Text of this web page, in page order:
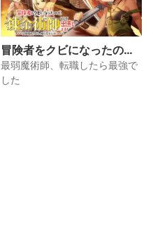
冒険者をクビになったの
で、錬金術師として出直し
ます! ～辺境開拓?よし、俺
に任せとけ!
最弱魔術師、転職したら最強で
した